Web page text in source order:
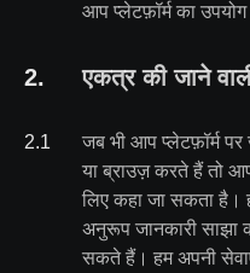
आप प्लेटफ़ॉर्म का
2. एकत्र की जाने
2.1
जब भी आप प्लेटफ़ॉर्म
या ब्राउज़ करते हैं तो
लिए कहा जा सकता है।
अनुरूप जानकारी
सकते हैं। हम अपनी